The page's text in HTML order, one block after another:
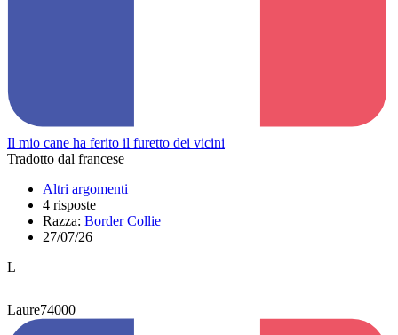
Il mio cane ha ferito il furetto dei vicini
Tradotto dal francese
Altri argomenti
4 risposte
Razza: Border Collie
27/07/26
L
Laure74000